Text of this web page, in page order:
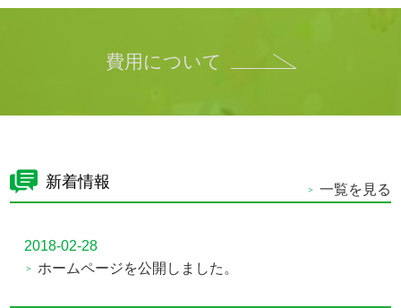
費用について
新着情報 一覧を見る
2018-02-28
ホームページを公開しました。